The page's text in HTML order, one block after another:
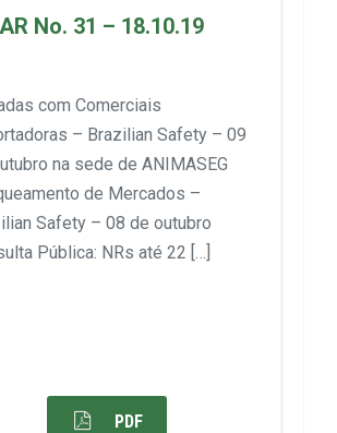
No. 31 – 18.10.19
com Comerciais
– Brazilian Safety – 09
na sede de ANIMASEG
de Mercados –
Safety – 08 de outubro
Pública: NRs até 22 […]
PDF